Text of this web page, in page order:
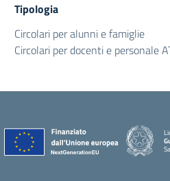
Tipologia
Circolari per alunni e famiglie
Circolari per docenti e personale